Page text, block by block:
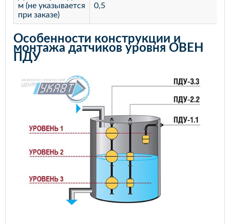
м (не указывается
при заказе)
0,5
Особенности конструкции и
монтажа датчиков уровня ОВЕН
ПДУ